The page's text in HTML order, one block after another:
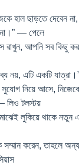
হাল ছাড়তে দেবেন
না।” — পেলে
রাখুন, আপনি সব কিছু
নয়, এটি একটি
সুযোগ নিয়ে আসে,
টলস্টয়
লুকিয়ে থাকে
সম্মান করেন, তাহলে